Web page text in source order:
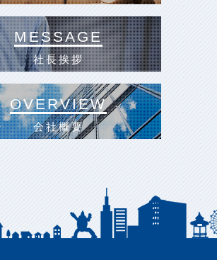
MESSAGE
社長挨拶
OVERVIEW
会社概要